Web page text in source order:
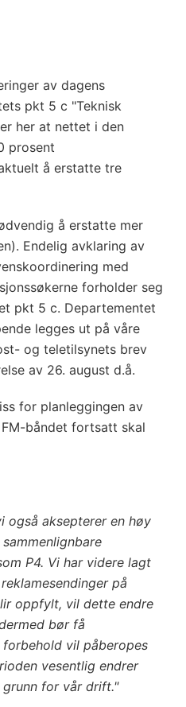
av dagens
pkt 5 c "Teknisk
her at nettet i den
prosent
å erstatte tre
å erstatte mer
Endelig avklaring av
med
forholder seg
pkt 5 c. Departementet
legges ut på våre
og teletilsynets brev
av 26. august d.å.
for planleggingen av
båndet fortsatt skal
også aksepterer en høy
P4. Vi har videre lagt
på
oppfylt, vil dette endre
bør få
forbehold vil påberopes
vesentlig endrer
for vår drift."